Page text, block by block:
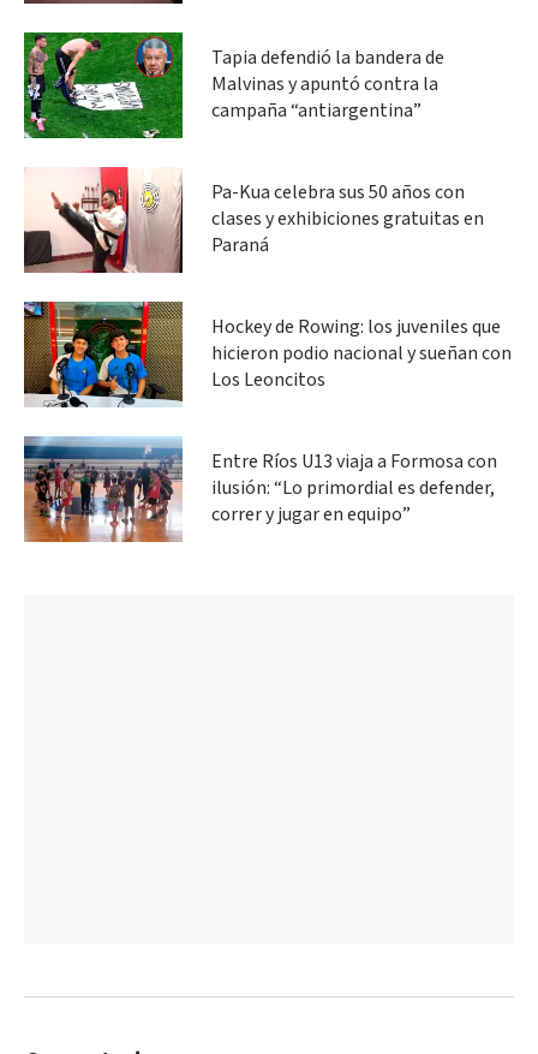
Tapia defendió la bandera de
Malvinas y apuntó contra la
campaña “antiargentina”
Pa-Kua celebra sus 50 años con
clases y exhibiciones gratuitas en
Paraná
Hockey de Rowing: los juveniles que
hicieron podio nacional y sueñan con
Los Leoncitos
Entre Ríos U13 viaja a Formosa con
ilusión: “Lo primordial es defender,
correr y jugar en equipo”